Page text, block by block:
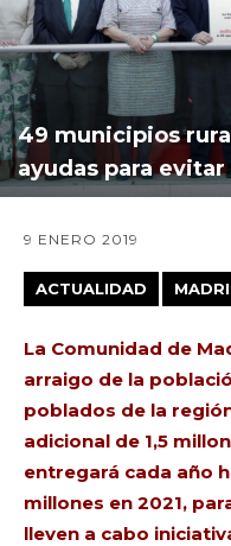
49 municipios
ayudas para
9 ENERO 2019
ACTUALIDAD
La Comunidad de
arraigo de la
poblados de la
adicional de 1,5
entregará cada año
millones en 2021,
lleven a cabo